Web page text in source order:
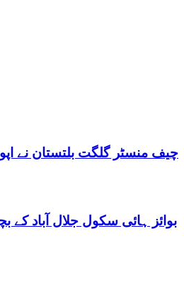
چیف منسٹر گلگت بلتستان نے
بوائز ہائی سکول جلال آباد